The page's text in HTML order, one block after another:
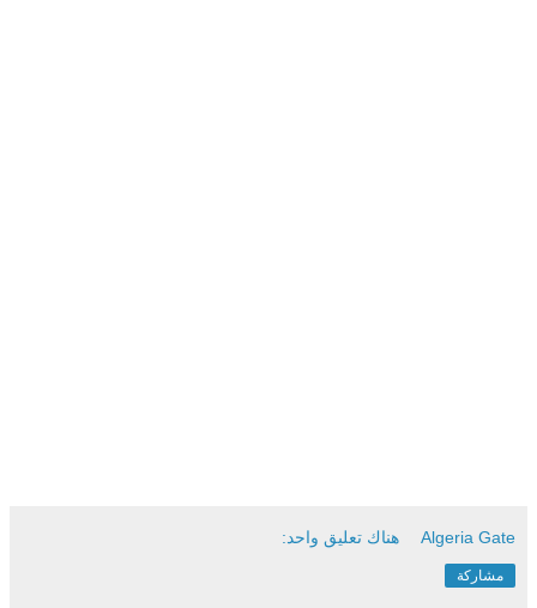
Algeria Gate هناك تعليق واحد:
مشاركة